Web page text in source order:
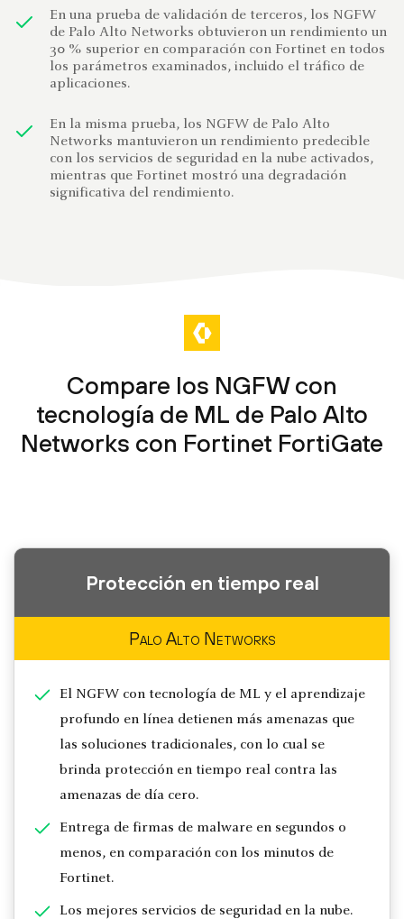
En una prueba de validación de terceros, los NGFW
de Palo Alto Networks obtuvieron un rendimiento un
30 % superior en comparación con Fortinet en todos
los parámetros examinados, incluido el tráfico de
aplicaciones.
En la misma prueba, los NGFW de Palo Alto
Networks mantuvieron un rendimiento predecible
con los servicios de seguridad en la nube activados,
mientras que Fortinet mostró una degradación
significativa del rendimiento.
Compare los NGFW con
tecnología de ML de Palo Alto
Networks con Fortinet FortiGate
Protección en tiempo real
Palo Alto Networks
El NGFW con tecnología de ML y el aprendizaje
profundo en línea detienen más amenazas que
las soluciones tradicionales, con lo cual se
brinda protección en tiempo real contra las
amenazas de día cero.
Entrega de firmas de malware en segundos o
menos, en comparación con los minutos de
Fortinet.
Los mejores servicios de seguridad en la nube.